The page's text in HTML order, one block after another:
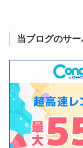
当ブログのサー